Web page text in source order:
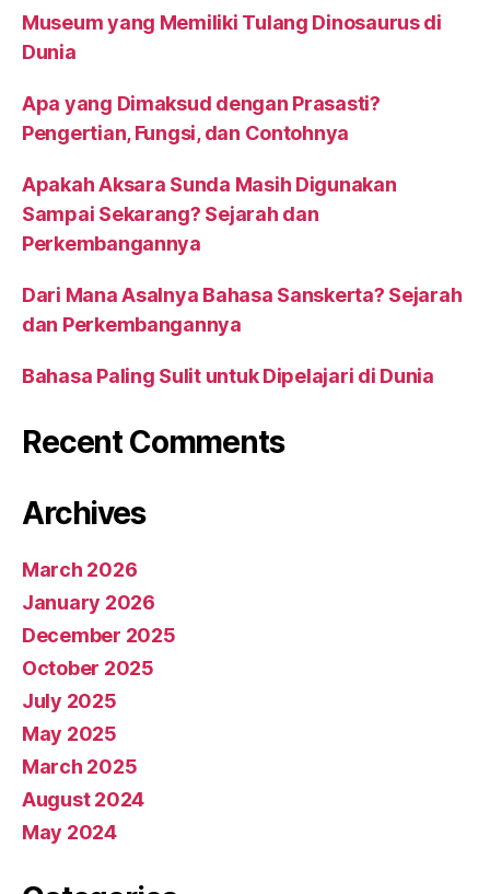
Museum yang Memiliki Tulang Dinosaurus di
Dunia
Apa yang Dimaksud dengan Prasasti?
Pengertian, Fungsi, dan Contohnya
Apakah Aksara Sunda Masih Digunakan
Sampai Sekarang? Sejarah dan
Perkembangannya
Dari Mana Asalnya Bahasa Sanskerta? Sejarah
dan Perkembangannya
Bahasa Paling Sulit untuk Dipelajari di Dunia
Recent Comments
Archives
March 2026
January 2026
December 2025
October 2025
July 2025
May 2025
March 2025
August 2024
May 2024